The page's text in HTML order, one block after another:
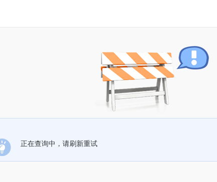
正在查询中，请刷新重试